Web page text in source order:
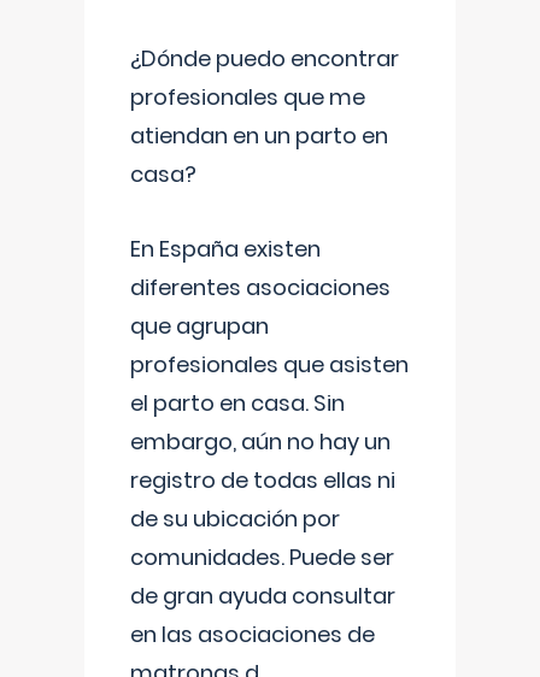
¿Dónde puedo encontrar
profesionales que me
atiendan en un parto en
casa?
En España existen
diferentes asociaciones
que agrupan
profesionales que asisten
el parto en casa. Sin
embargo, aún no hay un
registro de todas ellas ni
de su ubicación por
comunidades. Puede ser
de gran ayuda consultar
en las asociaciones de